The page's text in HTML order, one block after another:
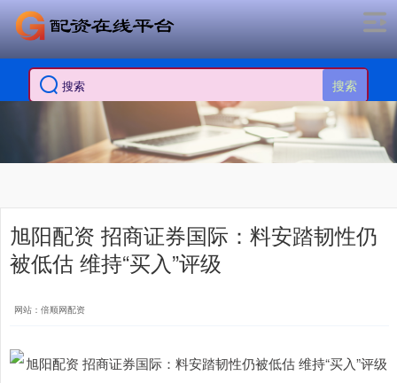
搜索
旭阳配资 招商证券国际：料安踏韧性仍
被低估 维持“买入”评级
网站：倍顺网配资